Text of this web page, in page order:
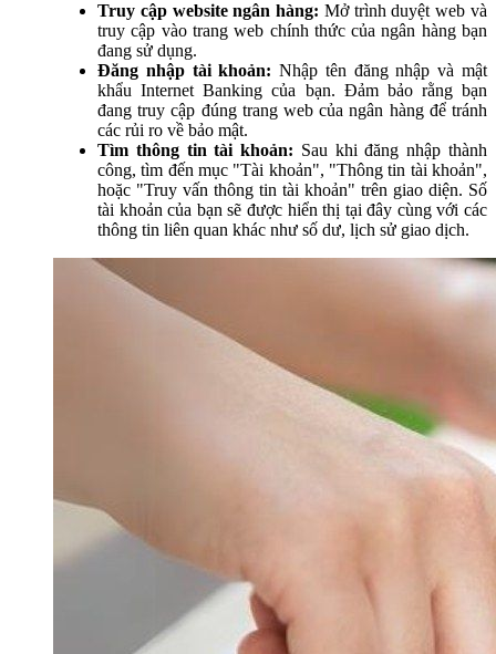
Truy cập website ngân hàng: Mở trình duyệt web và
truy cập vào trang web chính thức của ngân hàng bạn
đang sử dụng.
Đăng nhập tài khoản:Nhập tên đăng nhập và mật
khẩu Internet Banking của bạn. Đảm bảo rằng bạn
đang truy cập đúng trang web của ngân hàng để tránh
các rủi ro về bảo mật.
Tìm thông tin tài khoản: Sau khi đăng nhập thành
công, tìm đến mục "Tài khoản", "Thông tin tài khoản",
hoặc "Truy vấn thông tin tài khoản" trên giao diện. Số
tài khoản của bạn sẽ được hiển thị tại đây cùng với các
thông tin liên quan khác như số dư, lịch sử giao dịch.